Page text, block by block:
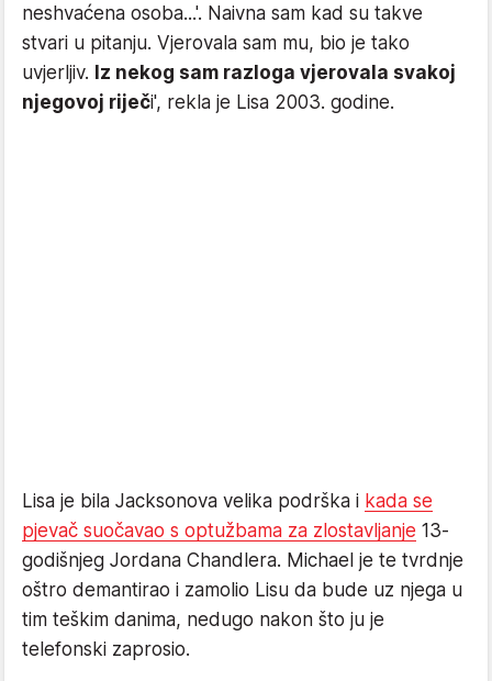
neshvaćena osoba...'. Naivna sam kad su takve
stvari u pitanju. Vjerovala sam mu, bio je tako
uvjerljiv. Iz nekog sam razloga vjerovala svakoj
njegovoj riječi', rekla je Lisa 2003. godine.
Lisa je bila Jacksonova velika podrška i kada se
pjevač suočavao s optužbama za zlostavljanje 13-
godišnjeg Jordana Chandlera. Michael je te tvrdnje
oštro demantirao i zamolio Lisu da bude uz njega u
tim teškim danima, nedugo nakon što ju je
telefonski zaprosio.